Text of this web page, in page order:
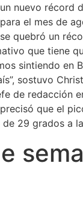
nuevo récord
el mes de
quebró un
que tiene
sintiendo en
sostuvo
de redacción
que el
29 grados a